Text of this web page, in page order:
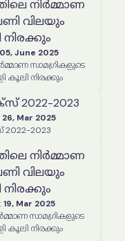
നിർമ്മാണ
വിലയും
നിരക്കും
05, June 2025
സാമഗ്രികളുടെ
കൂലി നിരക്കും
2022-2023
26, Mar 2025
ബില്‍ഡിംഗ് സ്റ്റാറ്റിസ്റ്റിക്സ് 2022-2023
നിർമ്മാണ
വിലയും
നിരക്കും
: 19, Mar 2025
സാമഗ്രികളുടെ
കൂലി നിരക്കും